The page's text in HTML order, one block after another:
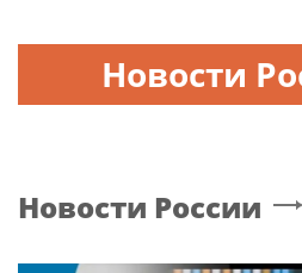
Новости
Новости России